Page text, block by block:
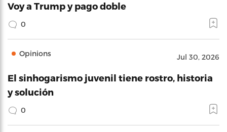
Voy a Trump y pago doble
0
Opinions Jul 30, 2026
El sinhogarismo juvenil tiene rostro, historia
y solución
0